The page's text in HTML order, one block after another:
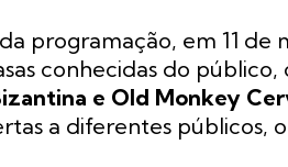
programação, em 11
conhecidas do público,
e Old Monkey
a diferentes públicos,